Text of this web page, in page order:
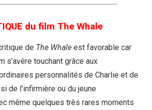
du film The Whale
de The Whale est favorable car
s’avère touchant grâce aux
personnalités de Charlie et de
de l’infirmière ou du jeune
même quelques très rares moments